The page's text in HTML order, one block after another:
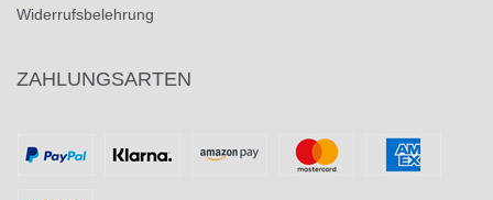
Widerrufsbelehrung
ZAHLUNGSARTEN